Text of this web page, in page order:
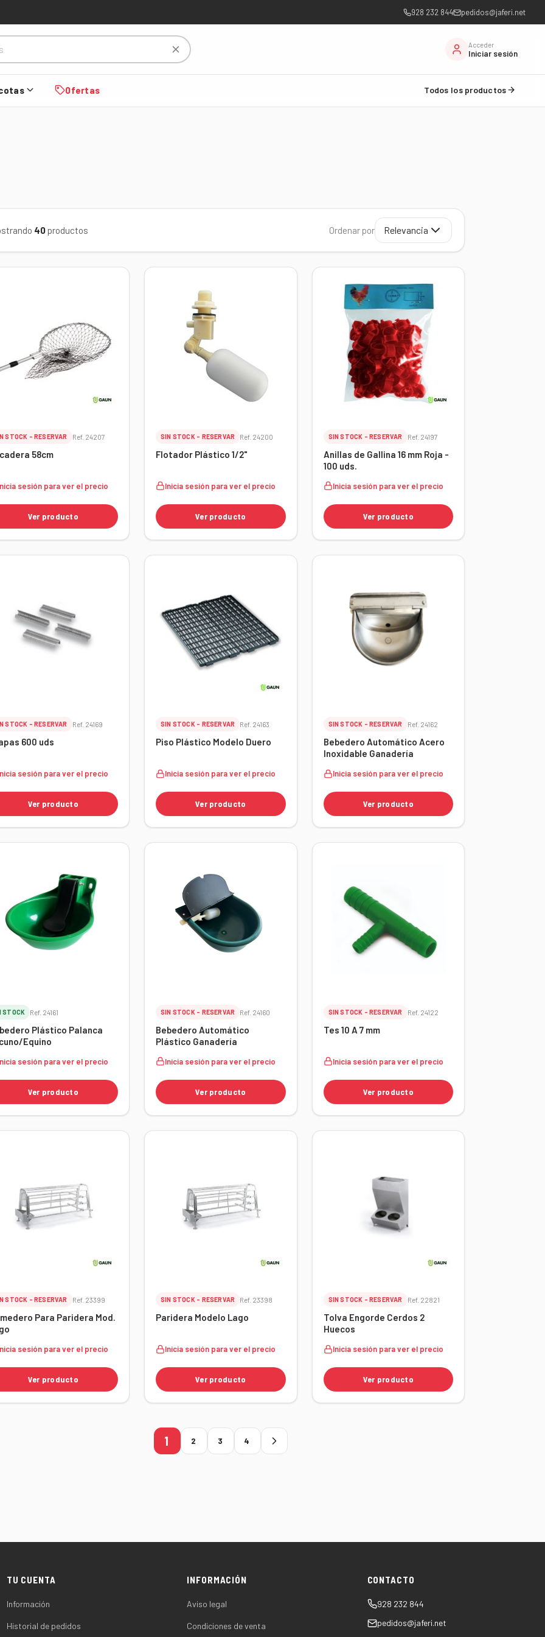
928 232 844 pedidos@jaferi.net
Acceder
Iniciar sesión
Ofertas Todos los productos
40productos Ordenar por Relevancia
STOCK - RESERVAR Ref. 24207
58cm
sesión para ver el precio
Ver producto
SIN STOCK - RESERVAR Ref. 24200
Flotador Plástico 1/2"
Inicia sesión para ver el precio
Ver producto
SIN STOCK - RESERVAR Ref. 24197
Anillas de Gallina 16 mm Roja -
100 uds.
Inicia sesión para ver el precio
Ver producto
STOCK - RESERVAR Ref. 24169
600 uds
sesión para ver el precio
Ver producto
SIN STOCK - RESERVAR Ref. 24163
Piso Plástico Modelo Duero
Inicia sesión para ver el precio
Ver producto
SIN STOCK - RESERVAR Ref. 24162
Bebedero Automático Acero
Inoxidable Ganadería
Inicia sesión para ver el precio
Ver producto
STOCK Ref. 24161
Plástico Palanca
Equino
sesión para ver el precio
Ver producto
SIN STOCK - RESERVAR Ref. 24160
Bebedero Automático
Plástico Ganadería
Inicia sesión para ver el precio
Ver producto
SIN STOCK - RESERVAR Ref. 24122
Tes 10 A 7 mm
Inicia sesión para ver el precio
Ver producto
STOCK - RESERVAR Ref. 23399
Para Paridera Mod.
sesión para ver el precio
Ver producto
SIN STOCK - RESERVAR Ref. 23398
Paridera Modelo Lago
Inicia sesión para ver el precio
Ver producto
SIN STOCK - RESERVAR Ref. 22821
Tolva Engorde Cerdos 2
Huecos
Inicia sesión para ver el precio
Ver producto
1 2 3 4
TU CUENTA
Información
Historial de pedidos
INFORMACIÓN
Aviso legal
Condiciones de venta
CONTACTO
928 232 844
pedidos@jaferi.net